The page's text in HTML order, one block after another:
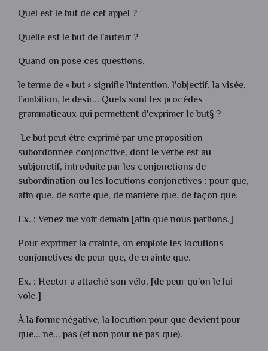
Quel est le but de cet appel ?
Quelle est le but de l’auteur ?
Quand on pose ces questions,
le terme de « but » signifie l'intention, l'objectif, la visée,
l’ambition, le désir... Quels sont les procédés
grammaticaux qui permettent d'exprimer le but§ ?
Le but peut être exprimé par une proposition
subordonnée conjonctive, dont le verbe est au
subjonctif, introduite par les conjonctions de
subordination ou les locutions conjonctives : pour que,
afin que, de sorte que, de manière que, de façon que.
Ex. : Venez me voir demain [afin que nous parlions.]
Pour exprimer la crainte, on emploie les locutions
conjonctives de peur que, de crainte que.
Ex. : Hector a attaché son vélo, [de peur qu'on le lui
vole.]
À la forme négative, la locution pour que devient pour
que... ne... pas (et non pour ne pas que).